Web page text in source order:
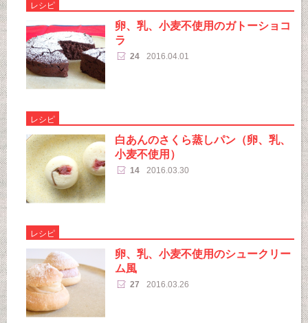
レシピ
卵、乳、小麦不使用のガトーショコ
ラ
24 2016.04.01
レシピ
白あんのさくら蒸しパン（卵、乳、
小麦不使用）
14 2016.03.30
レシピ
卵、乳、小麦不使用のシュークリー
ム風
27 2016.03.26